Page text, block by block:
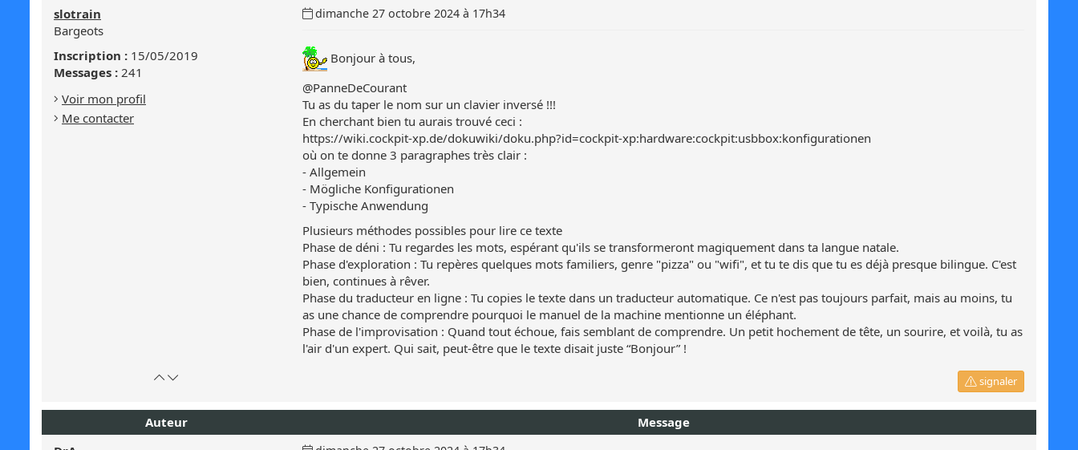
slotrain
Bargeots
Inscription : 15/05/2019
Messages : 241
Voir mon profil
Me contacter
Date
message
:
dimanche 27 octobre 2024 à 17h34
Bonjour à tous,
@PanneDeCourant
Tu as du taper le nom sur un clavier inversé !!!
En cherchant bien tu aurais trouvé ceci :
https://wiki.cockpit-xp.de/dokuwiki/doku.php?id=cockpit-xp:hardware:cockpit:usbbox:konfigurationen
où on te donne 3 paragraphes très clair :
- Allgemein
- Mögliche Konfigurationen
- Typische Anwendung
Plusieurs méthodes possibles pour lire ce texte
Phase de déni : Tu regardes les mots, espérant qu'ils se transformeront magiquement dans ta langue natale.
Phase d'exploration : Tu repères quelques mots familiers, genre "pizza" ou "wifi", et tu te dis que tu es déjà presque bilingue. C'est
bien, continues à rêver.
Phase du traducteur en ligne : Tu copies le texte dans un traducteur automatique. Ce n'est pas toujours parfait, mais au moins, tu
as une chance de comprendre pourquoi le manuel de la machine mentionne un éléphant.
Phase de l'improvisation : Quand tout échoue, fais semblant de comprendre. Un petit hochement de tête, un sourire, et voilà, tu as
l'air d'un expert. Qui sait, peut-être que le texte disait juste “Bonjour” !
signaler
Retour
haut
de
Atteindre
bas
de
Auteur
Message